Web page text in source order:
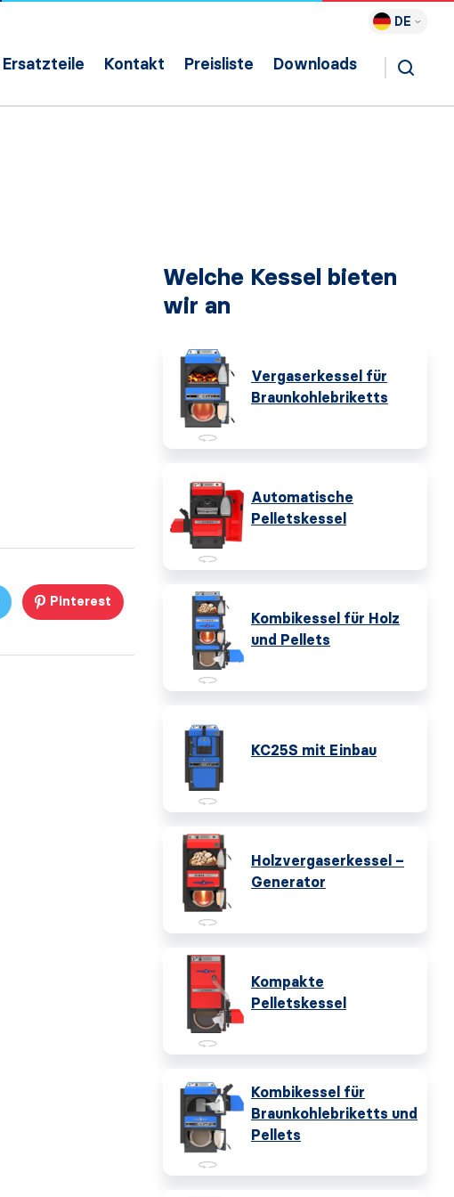
DE
Ersatzteile Kontakt Preisliste Downloads
Pinterest
Welche Kessel bieten
wir an
Vergaserkessel für
Braunkohlebriketts
Automatische
Pelletskessel
Kombikessel für Holz
und Pellets
KC25S mit Einbau
Holzvergaserkessel –
Generator
Kompakte
Pelletskessel
Kombikessel für
Braunkohlebriketts und
Pellets